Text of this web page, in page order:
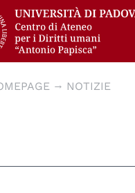
NOTIZIE